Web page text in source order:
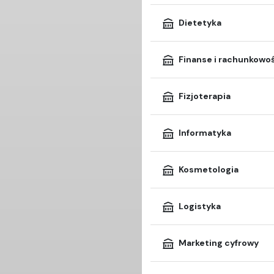
Dietetyka
Finanse i
Fizjoterapia
Informatyka
Kosmetologia
Logistyka
Marketing cyfrowy